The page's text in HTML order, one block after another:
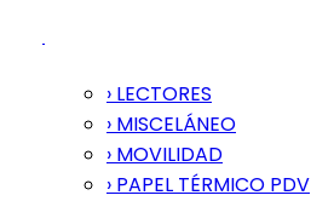
› LECTORES
› MISCELÁNEO
› MOVILIDAD
› PAPEL TÉRMICO PDV